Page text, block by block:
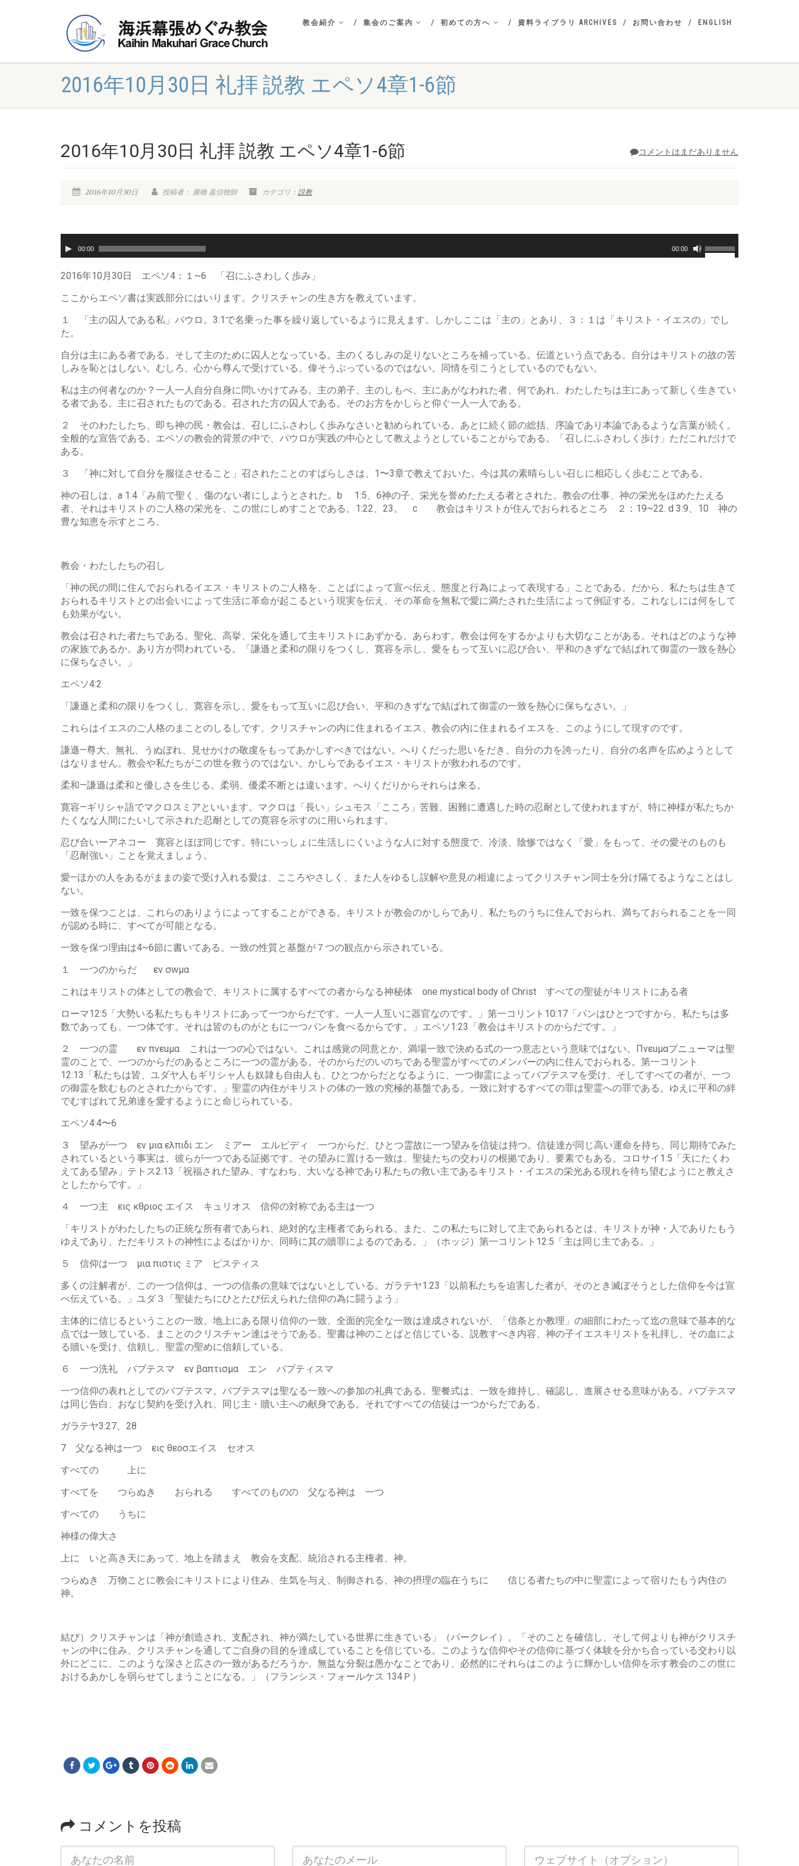
教会紹介 集会のご案内 初めての方へ 資料ライブラリ ARCHIVES お問い合わせ ENGLISH
2016年10月30日 礼拝 説教 エペソ4章1-6節
コメントはまだありません
2016年10月30日 礼拝 説教 エペソ4章1-6節
2016年10月30日 投稿者： 廣橋 嘉信牧師 カテゴリ： 説教
声
レ
ヤ
00:00 00:00
ボ
リ
に
下
キ
使
っ
い。
2016年10月30日 エペソ4：１~6 「召にふさわしく歩み」
ここからエペソ書は実践部分にはいります。クリスチャンの生き方を教えています。
１ 「主の囚人である私」パウロ。3:1で名乗った事を繰り返しているように見えます。しかしここは「主の」とあり、３：１は「キリスト・イエスの」でし
た。
自分は主にある者である。そして主のために囚人となっている。主のくるしみの足りないところを補っている。伝道という点である。自分はキリストの故の苦
しみを恥とはしない。むしろ、心から尊んで受けている。偉そうぶっているのではない。同情を引こうとしているのでもない。
私は主の何者なのか？一人一人自分自身に問いかけてみる。主の弟子、主のしもべ、主にあがなわれた者、何であれ、わたしたちは主にあって新しく生きてい
る者である。主に召されたものである。召された方の囚人である。そのお方をかしらと仰ぐ一人一人である。
２ そのわたしたち、即ち神の民・教会は、召しにふさわしく歩みなさいと勧められている。あとに続く節の総括、序論であり本論であるような言葉が続く。
全般的な宣告である。エペソの教会的背景の中で、パウロが実践の中心として教えようとしていることがらである。「召しにふさわしく歩け」ただこれだけで
ある。
３ 「神に対して自分を服従させること」召されたことのすばらしさは、1〜3章で教えておいた。今は其の素晴らしい召しに相応しく歩むことである。
神の召しは、a 1:4「み前で聖く、傷のない者にしようとされた。b 1:5、6神の子、栄光を誉めたたえる者とされた。教会の仕事、神の栄光をほめたたえる
者、それはキリストのご人格の栄光を、この世にしめすことである。1:22、23。 c 教会はキリストが住んでおられるところ ２：19~22. d 3:9、10 神の
豊な知恵を示すところ。
教会・わたしたちの召し
「神の民の間に住んでおられるイエス・キリストのご人格を、ことばによって宣べ伝え、態度と行為によって表現する」ことである。だから、私たちは生きて
おられるキリストとの出会いによって生活に革命が起こるという現実を伝え、その革命を無私で愛に満たされた生活によって例証する。これなしには何をして
も効果がない。
教会は召された者たちである。聖化、高挙、栄化を通して主キリストにあずかる。あらわす。教会は何をするかよりも大切なことがある。それはどのような神
の家族であるか。あり方が問われている。「謙遜と柔和の限りをつくし、寛容を示し、愛をもって互いに忍び合い、平和のきずなで結ばれて御霊の一致を熱心
に保ちなさい。」
エペソ4:2
「謙遜と柔和の限りをつくし、寛容を示し、愛をもって互いに忍び合い、平和のきずなで結ばれて御霊の一致を熱心に保ちなさい。」
これらはイエスのご人格のまことのしるしです。クリスチャンの内に住まれるイエス、教会の内に住まれるイエスを、このようにして現すのです。
謙遜—尊大、無礼、うぬぼれ、見せかけの敬虔をもってあかしすべきではない。へりくだった思いをだき、自分の力を誇ったり、自分の名声を広めようとして
はなりません。教会や私たちがこの世を救うのではない。かしらであるイエス・キリストが救われるのです。
柔和—謙遜は柔和と優しさを生じる。柔弱、優柔不断とは違います。へりくだりからそれらは来る。
寛容—ギリシャ語でマクロスミアといいます。マクロは「長い」シュモス「こころ」苦難、困難に遭遇した時の忍耐として使われますが、特に神様が私たちか
たくなな人間にたいして示された忍耐としての寛容を示すのに用いられます。
忍び合いーアネコー 寛容とほぼ同じです。特にいっしょに生活しにくいような人に対する態度で、冷淡、陰惨ではなく「愛」をもって、その愛そのものも
「忍耐強い」ことを覚えましょう。
愛—ほかの人をあるがままの姿で受け入れる愛は、こころやさしく、また人をゆるし誤解や意見の相違によってクリスチャン同士を分け隔てるようなことはし
ない。
一致を保つことは、これらのありようによってすることができる。キリストが教会のかしらであり、私たちのうちに住んでおられ、満ちておられることを一同
が認める時に、すべてが可能となる。
一致を保つ理由は4~6節に書いてある。一致の性質と基盤が７つの観点から示されている。
１ 一つのからだ εν σwμα
これはキリストの体としての教会で、キリストに属するすべての者からなる神秘体 one mystical body of Christ すべての聖徒がキリストにある者
ローマ12:5「大勢いる私たちもキリストにあって一つからだです。一人一人互いに器官なのです。」第一コリント10:17「パンはひとつですから、私たちは多
数であっても、一つ体です。それは皆のものがともに一つパンを食べるからです。」エペソ1:23「教会はキリストのからだです。」
２ 一つの霊 εν πνεuμα これは一つの心ではない。これは感覚の同意とか、満場一致で決める式の一つ意志という意味ではない。Πνεuμαプニューマは聖
霊のことで、一つのからだのあるところに一つの霊がある。そのからだのいのちである聖霊がすべてのメンバーの内に住んでおられる。第一コリント
12:13「私たちは皆、ユダヤ人もギリシャ人も奴隷も自由人も、ひとつからだとなるように、一つ御霊によってバプテスマを受け、そしてすべての者が、一つ
の御霊を飲むものとされたからです。」聖霊の内住がキリストの体の一致の究極的基盤である。一致に対するすべての罪は聖霊への罪である。ゆえに平和の絆
でむすばれて兄弟達を愛するようにと命じられている。
エペソ4:4〜6
３ 望みが一つ εν μια ελπιδι エン ミアー エルピディ 一つからだ、ひとつ霊故に一つ望みを信徒は持つ。信徒達が同じ高い運命を持ち、同じ期待でみた
されているという事実は、彼らが一つである証拠です。その望みに置ける一致は、聖徒たちの交わりの根拠であり、要素でもある。コロサイ1:5「天にたくわ
えてある望み」テトス2:13「祝福された望み、すなわち、大いなる神であり私たちの救い主であるキリスト・イエスの栄光ある現れを待ち望むようにと教えさ
としたからです。」
４ 一つ主 εις κθριος エイス キュリオス 信仰の対称である主は一つ
「キリストがわたしたちの正統な所有者であられ、絶対的な主権者であられる。また、この私たちに対して主であられるとは、キリストが神・人でありたもう
ゆえであり、ただキリストの神性によるばかりか、同時に其の贖罪によるのである。」（ホッジ）第一コリント12:5「主は同じ主である。」
５ 信仰は一つ μια πιστις ミア ピスティス
多くの注解者が、この一つ信仰は、一つの信条の意味ではないとしている。ガラテヤ1:23「以前私たちを迫害した者が、そのとき滅ぼそうとした信仰を今は宣
べ伝えている。」ユダ３「聖徒たちにひとたび伝えられた信仰の為に闘うよう」
主体的に信じるということの一致。地上にある限り信仰の一致、全面的完全な一致は達成されないが、「信条とか教理」の細部にわたって迄の意味で基本的な
点では一致している。まことのクリスチャン達はそうである。聖書は神のことばと信じている。説教すべき内容、神の子イエスキリストを礼拝し、その血によ
る贖いを受け、信頼し、聖霊の聖めに信頼している。
６ 一つ洗礼 バブテスマ εν βαπτισμα エン バプティスマ
一つ信仰の表れとしてのバプテスマ。バプテスマは聖なる一致への参加の礼典である。聖餐式は、一致を維持し、確認し、進展させる意味がある。バプテスマ
は同じ告白、おなじ契約を受け入れ、同じ主・贖い主への献身である。それですべての信徒は一つからだである。
ガラテヤ3:27、28
7 父なる神は一つ εις θεοσエイス セオス
すべての 上に
すべてを つらぬき おられる すべてのものの 父なる神は 一つ
すべての うちに
神様の偉大さ
上に いと高き天にあって、地上を踏まえ 教会を支配、統治される主権者、神。
つらぬき 万物ことに教会にキリストにより住み、生気を与え、制御される、神の摂理の臨在うちに 信じる者たちの中に聖霊によって宿りたもう内住の
神。
結び）クリスチャンは「神が創造され、支配され、神が満たしている世界に生きている」（バークレイ）。「そのことを確信し、そして何よりも神がクリスチ
ャンの中に住み、クリスチャンを通してご自身の目的を達成していることを信じている。このような信仰やその信仰に基づく体験を分かち合っている交わり以
外にどこに、このような深さと広さの一致があるだろうか。無益な分裂は愚かなことであり、必然的にそれらはこのように輝かしい信仰を示す教会のこの世に
おけるあかしを弱らせてしまうことになる。」（フランシス・フォールケス 134Ｐ）
コメントを投稿